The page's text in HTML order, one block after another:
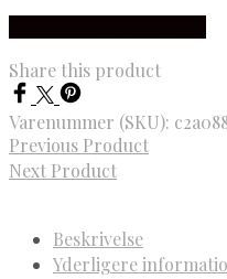
Share this product
Varenummer (SKU):
Previous Product
Next Product
Beskrivelse
Yderligere